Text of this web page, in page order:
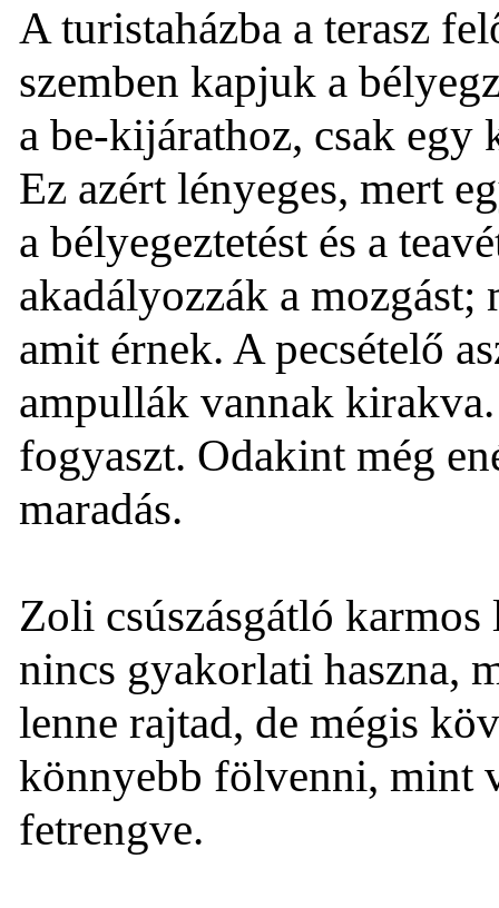
A turistaházba a terasz
szemben kapjuk a
a be-kijárathoz, csak egy
Ez azért lényeges, mert
a bélyegeztetést és a
akadályozzák a
amit érnek. A pecsételő
ampullák vannak
fogyaszt. Odakint még
maradás.
Zoli csúszásgátló
nincs gyakorlati haszna,
lenne rajtad, de mégis
könnyebb fölvenni, mint
fetrengve.